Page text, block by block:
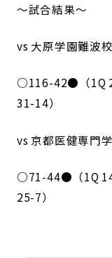
〜試合結果〜
vs 大原学園難波校
○116-42●（
31-14）
vs 京都医健専門
○71-44●（1Q
25-7）